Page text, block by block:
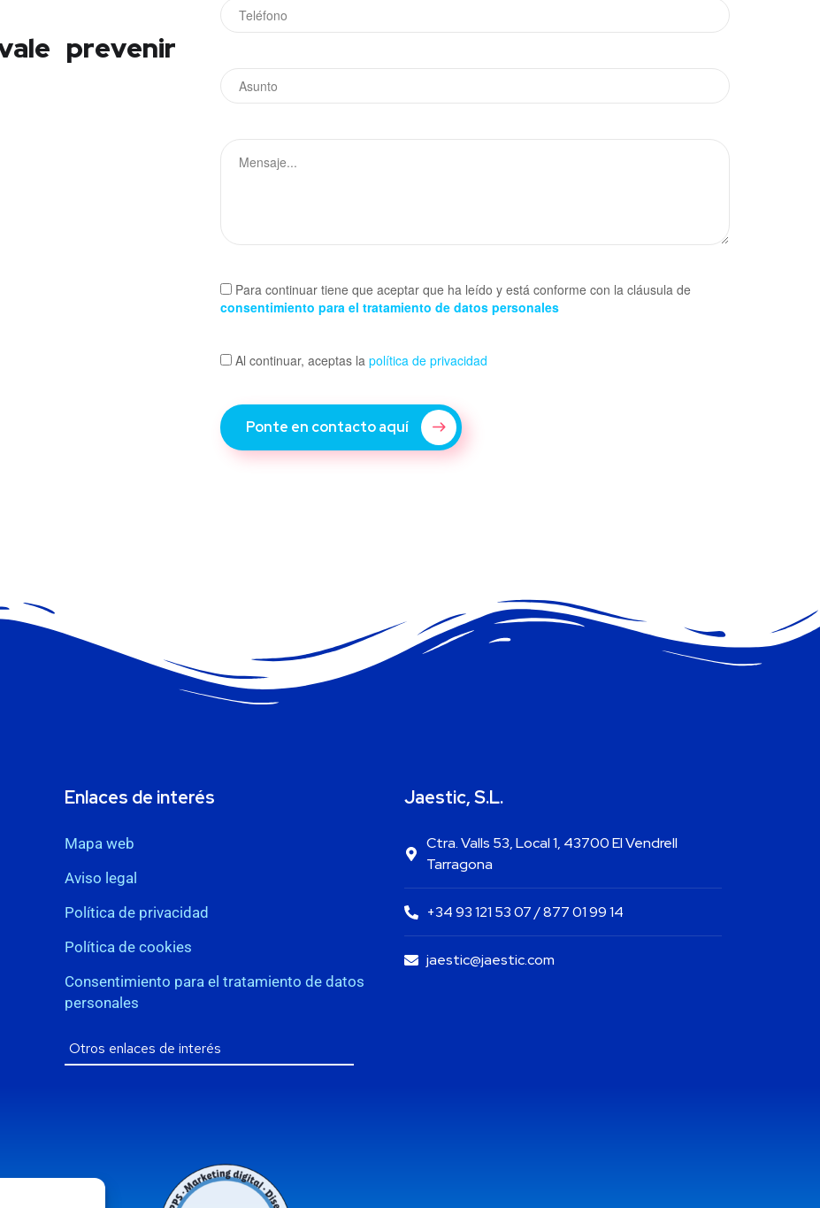
prevenir
Para continuar tiene que aceptar que ha leído y está conforme con la cláusula de
consentimiento para el tratamiento de datos personales
Al continuar, aceptas la política de privacidad
Ponte en contacto aquí
Enlaces de interés
Mapa web
Aviso legal
Política de privacidad
Política de cookies
Consentimiento para el tratamiento de datos
personales
Jaestic, S.L.
Ctra. Valls 53, Local 1, 43700 El Vendrell
Tarragona
+34 93 121 53 07 / 877 01 99 14
jaestic@jaestic.com